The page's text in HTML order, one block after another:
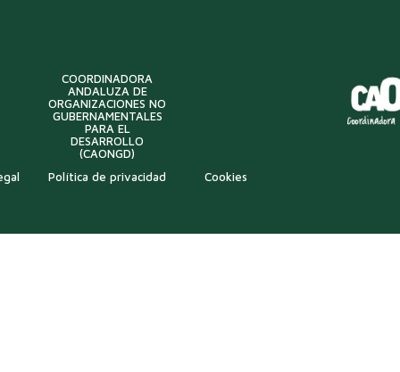
COORDINADORA
ANDALUZA DE
ORGANIZACIONES NO
GUBERNAMENTALES
PARA EL
DESARROLLO
(CAONGD)
Política de privacidad Cookies